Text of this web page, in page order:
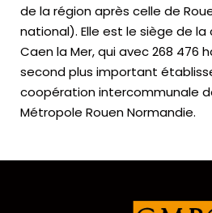
de la région après celle de
national). Elle est le siège de
Caen la Mer, qui avec 268 476
second plus important
coopération intercommunale
Métropole Rouen Normandie.